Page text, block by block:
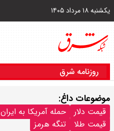
یکشنبه ۱۸ مرداد ۱۴۰۵
روزنامه شرق
موضوعات داغ:
قیمت دلار حمله آمریکا به ایران
قیمت طلا
تنگه هرمز